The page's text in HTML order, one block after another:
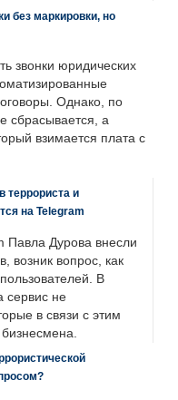
без маркировки, но
звонки юридических
Однако, по
сбрасывается, а
взимается плата с
террориста и
на Telegram
Павла Дурова внесли
возник вопрос, как
В
сервис не
в связи с этим